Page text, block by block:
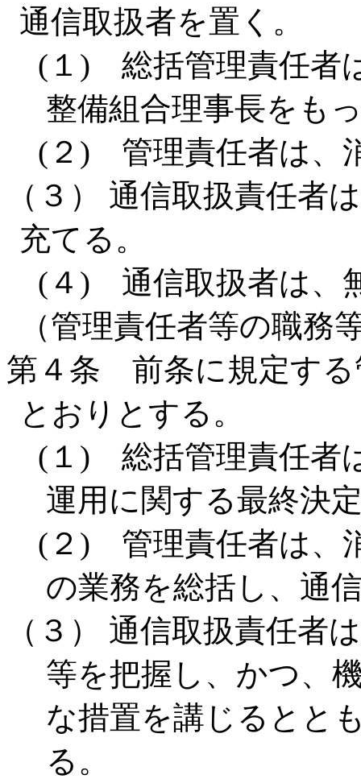
通信取扱者を置く。
(１) 総括管理責任者
整備組合理事長をも
(２) 管理責任者は、
（３） 通信取扱責任者
充てる。
(４) 通信取扱者は、
（管理責任者等の職務
第４条 前条に規定する
とおりとする。
(１) 総括管理責任者
運用に関する最終決
(２) 管理責任者は、
の業務を総括し、通
（３） 通信取扱責任者
等を把握し、かつ、
な措置を講じるとと
る。